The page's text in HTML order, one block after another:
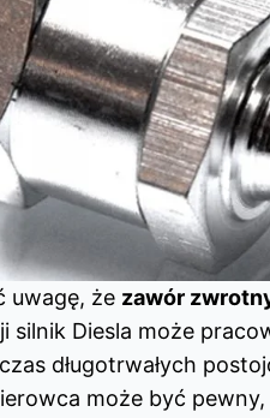
uwagę, że zawór
silnik Diesla może
długotrwałych
może być pewny,